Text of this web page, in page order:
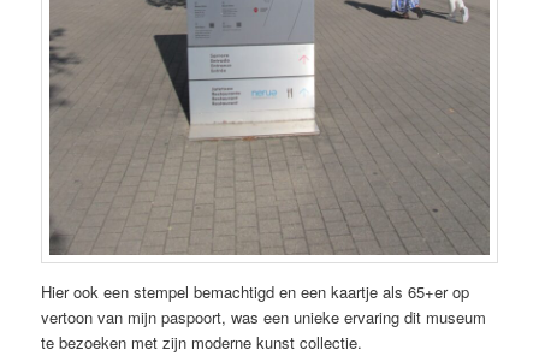
Hier ook een stempel bemachtigd en een kaartje als 65+er op
vertoon van mijn paspoort, was een unieke ervaring dit museum
te bezoeken met zijn moderne kunst collectie.